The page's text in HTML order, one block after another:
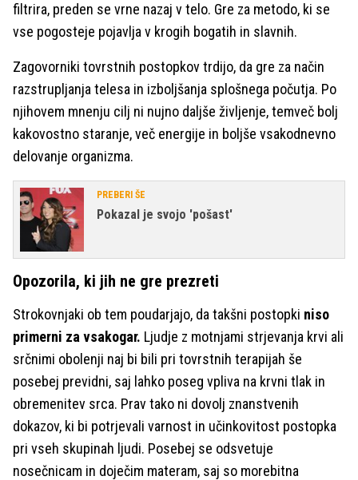
filtrira, preden se vrne nazaj v telo. Gre za metodo, ki se
vse pogosteje pojavlja v krogih bogatih in slavnih.
Zagovorniki tovrstnih postopkov trdijo, da gre za način
razstrupljanja telesa in izboljšanja splošnega počutja. Po
njihovem mnenju cilj ni nujno daljše življenje, temveč bolj
kakovostno staranje, več energije in boljše vsakodnevno
delovanje organizma.
PREBERI ŠE
Pokazal je svojo 'pošast'
Opozorila, ki jih ne gre prezreti
Strokovnjaki ob tem poudarjajo, da takšni postopki niso
primerni za vsakogar. Ljudje z motnjami strjevanja krvi ali
srčnimi obolenji naj bi bili pri tovrstnih terapijah še
posebej previdni, saj lahko poseg vpliva na krvni tlak in
obremenitev srca. Prav tako ni dovolj znanstvenih
dokazov, ki bi potrjevali varnost in učinkovitost postopka
pri vseh skupinah ljudi. Posebej se odsvetuje
nosečnicam in doječim materam, saj so morebitna